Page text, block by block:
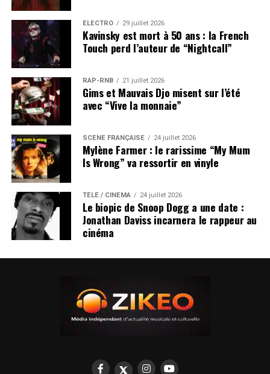
ÉLECTRO 29 juillet 2026
Kavinsky est mort à 50 ans : la French
Touch perd l’auteur de “Nightcall”
RAP-RNB 21 juillet 2026
Gims et Mauvais Djo misent sur l’été
avec “Vive la monnaie”
SCÈNE FRANÇAISE 24 juillet 2026
Mylène Farmer : le rarissime “My Mum
Is Wrong” va ressortir en vinyle
TÉLÉ / CINÉMA 24 juillet 2026
Le biopic de Snoop Dogg a une date :
Jonathan Daviss incarnera le rappeur au
cinéma